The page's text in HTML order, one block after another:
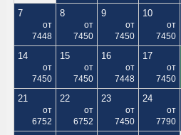
7
от
7448
8
от
7450
9
от
7450
10
от
7450
14
от
7450
15
от
7450
16
от
7448
17
от
7450
21
от
6752
22
от
6752
23
от
7450
24
от
7790